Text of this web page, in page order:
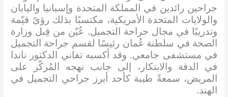
جراحين رائدين في المملكة المتحدة وإسبانيا واليابان
والولايات المتحدة الأمريكية، مكتسبًا بذلك رؤىً قيّمة
وتدريبًا في مجال جراحة التجميل. عُيّن من قِبل وزارة
الصحة في سلطنة عُمان رئيسًا لقسم جراحة التجميل
في مستشفى جامعي. وقد أكسبه تفاني الدكتور ناندا
في الدقة والابتكار، إلى جانب نهجه المُركّز على
المريض، سمعةً طيبة كأحد أبرز جراحي التجميل في
الهند.